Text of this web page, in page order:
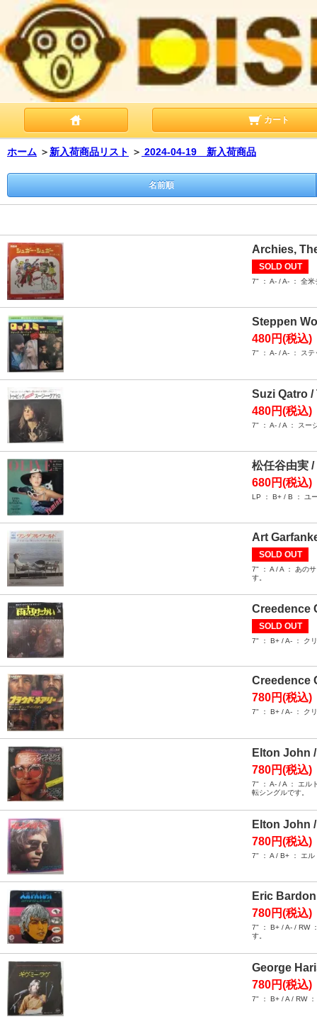
カート
ホーム ＞ 新入荷商品リスト ＞ 2024-04-19 新入荷商品
名前順
Archies,
SOLD OUT
7" ： A- / A- ： 全
Steppen
480円(税込)
7" ： A- / A- ： ステ
Suzi Qatro /
480円(税込)
7" ： A- / A ： スー
松任谷由実
680円(税込)
LP ： B+ / B ： ユ
Art
SOLD OUT
7" ： A / A ： あの
す。
Creedence
SOLD OUT
7" ： B+ / A- ： ク
Creedence
780円(税込)
7" ： B+ / A- ： ク
Elton John
780円(税込)
7" ： A- / A ： エル
転シングルです。
Elton John
780円(税込)
7" ： A / B+ ： エル
Eric
780円(税込)
7" ： B+ / A- / RW
す。
George
780円(税込)
7" ： B+ / A / RW